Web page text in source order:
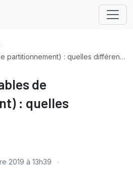
: quelles différences ?
de
: quelles
2019 à 13h39